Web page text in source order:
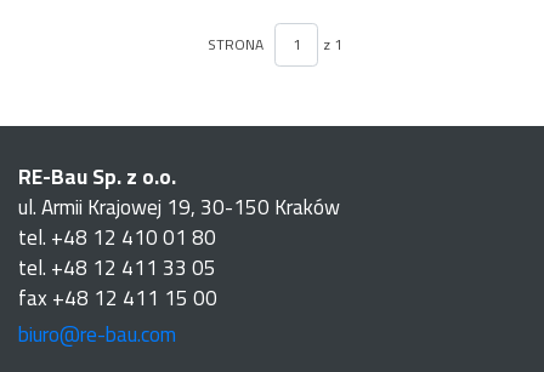
została przekształcona w salę wystawienniczo-
konferencyjną ze ścianami pokrytymi odrestaurowanymi
STRONA z 1
RE-Bau Sp. z o.o.
ul. Armii Krajowej 19, 30-150 Kraków
tel. +48 12 410 01 80
tel. +48 12 411 33 05
fax +48 12 411 15 00
biuro@re-bau.com